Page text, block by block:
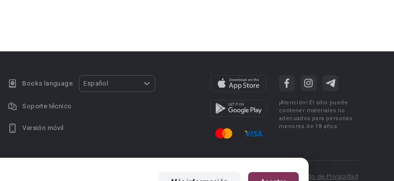
Books language: Español
Soporte técnico
Versión móvil
¡Atención! El sitio puede
contener materiales no
adecuados para personas
menores de 18 años.
Condiciones de uso Acuerdo de Privacidad